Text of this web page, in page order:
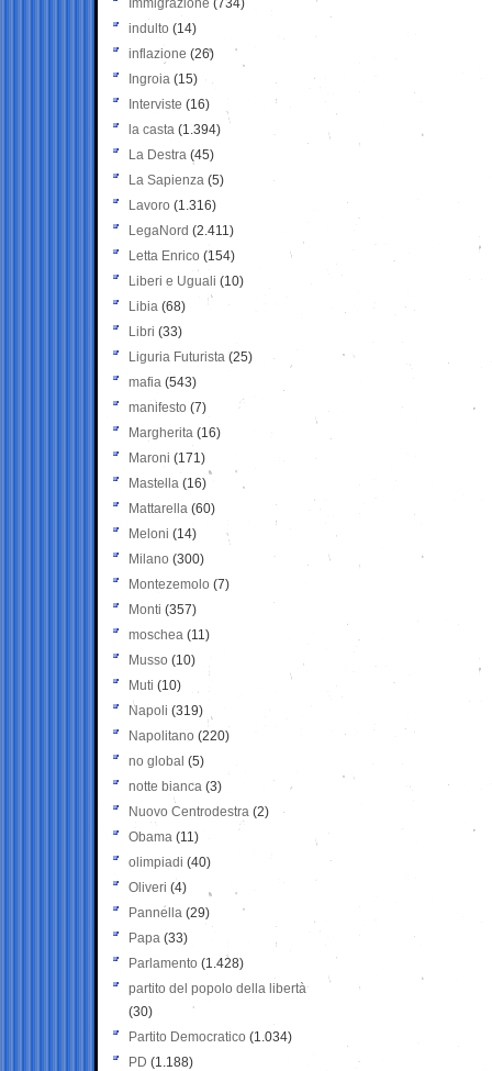
Immigrazione (734)
indulto (14)
inflazione (26)
Ingroia (15)
Interviste (16)
la casta (1.394)
La Destra (45)
La Sapienza (5)
Lavoro (1.316)
LegaNord (2.411)
Letta Enrico (154)
Liberi e Uguali (10)
Libia (68)
Libri (33)
Liguria Futurista (25)
mafia (543)
manifesto (7)
Margherita (16)
Maroni (171)
Mastella (16)
Mattarella (60)
Meloni (14)
Milano (300)
Montezemolo (7)
Monti (357)
moschea (11)
Musso (10)
Muti (10)
Napoli (319)
Napolitano (220)
no global (5)
notte bianca (3)
Nuovo Centrodestra (2)
Obama (11)
olimpiadi (40)
Oliveri (4)
Pannella (29)
Papa (33)
Parlamento (1.428)
partito del popolo della libertà
(30)
Partito Democratico (1.034)
PD (1.188)